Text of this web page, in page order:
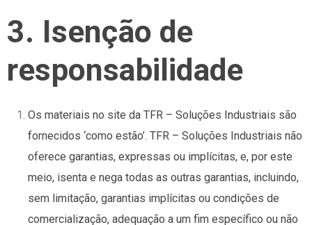
3. Isenção de
responsabilidade
Os materiais no site da TFR – Soluções Industriais são
fornecidos ‘como estão’. TFR – Soluções Industriais não
oferece garantias, expressas ou implícitas, e, por este
meio, isenta e nega todas as outras garantias, incluindo,
sem limitação, garantias implícitas ou condições de
comercialização, adequação a um fim específico ou não